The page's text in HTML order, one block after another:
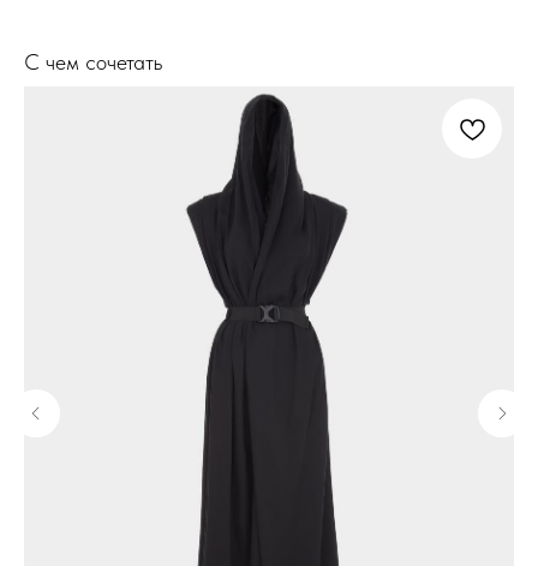
С чем сочетать